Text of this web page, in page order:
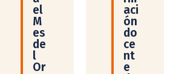
el
M
es
de
l
Or
aci
ón
do
ce
nt
e